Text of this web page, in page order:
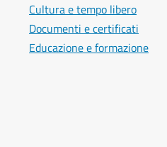
Cultura e tempo libero
Documenti e certificati
Educazione e formazione